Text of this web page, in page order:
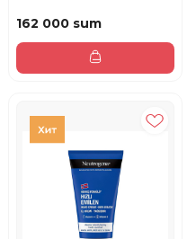
162 000 sum